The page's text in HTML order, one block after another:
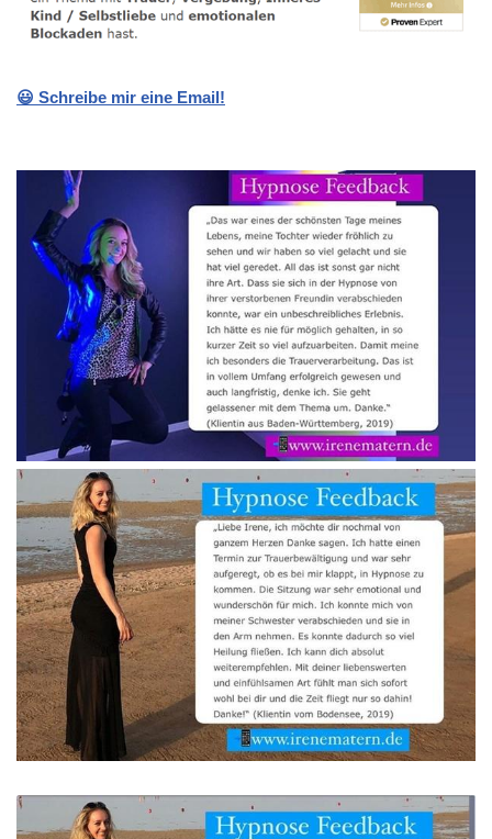
😃 Schreibe mir eine Email!